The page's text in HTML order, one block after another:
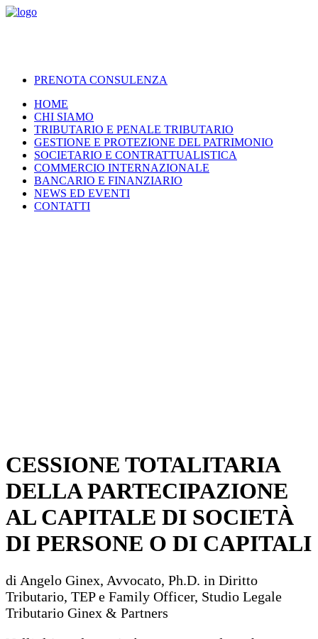
PRENOTA CONSULENZA
HOME
CHI SIAMO
TRIBUTARIO E PENALE TRIBUTARIO
GESTIONE E PROTEZIONE DEL PATRIMONIO
SOCIETARIO E CONTRATTUALISTICA
COMMERCIO INTERNAZIONALE
BANCARIO E FINANZIARIO
NEWS ED EVENTI
CONTATTI
CESSIONE TOTALITARIA
DELLA PARTECIPAZIONE
AL CAPITALE DI SOCIETÀ
DI PERSONE O DI CAPITALI
di Angelo Ginex, Avvocato, Ph.D. in Diritto
Tributario, TEP e Family Officer, Studio Legale
Tributario Ginex & Partners